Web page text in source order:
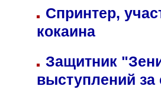
Спринтер,
кокаина
Защитник
выступлений